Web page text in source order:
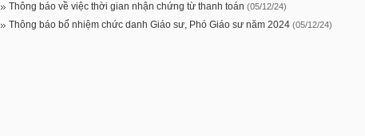
Thông báo về việc thời gian nhận chứng từ thanh toán (05/12/24)
Thông báo bổ nhiệm chức danh Giáo sư, Phó Giáo sư năm 2024 (05/12/24)